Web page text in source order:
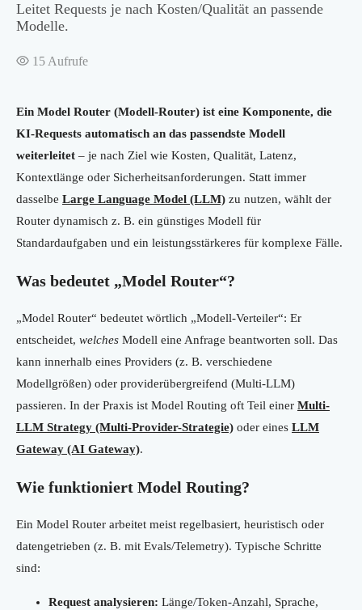
Leitet Requests je nach Kosten/Qualität an passende
Modelle.
15 Aufrufe
Ein Model Router (Modell-Router) ist eine Komponente, die
KI-Requests automatisch an das passendste Modell
weiterleitet – je nach Ziel wie Kosten, Qualität, Latenz,
Kontextlänge oder Sicherheitsanforderungen. Statt immer
dasselbe Large Language Model (LLM) zu nutzen, wählt der
Router dynamisch z. B. ein günstiges Modell für
Standardaufgaben und ein leistungsstärkeres für komplexe Fälle.
Was bedeutet „Model Router“?
„Model Router“ bedeutet wörtlich „Modell-Verteiler“: Er
entscheidet, welches Modell eine Anfrage beantworten soll. Das
kann innerhalb eines Providers (z. B. verschiedene
Modellgrößen) oder providerübergreifend (Multi-LLM)
passieren. In der Praxis ist Model Routing oft Teil einer Multi-
LLM Strategy (Multi-Provider-Strategie) oder eines LLM
Gateway (AI Gateway).
Wie funktioniert Model Routing?
Ein Model Router arbeitet meist regelbasiert, heuristisch oder
datengetrieben (z. B. mit Evals/Telemetry). Typische Schritte
sind:
Request analysieren: Länge/Token-Anzahl, Sprache,